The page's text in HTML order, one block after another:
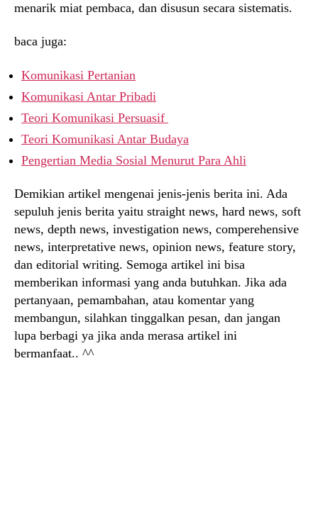
menarik miat pembaca, dan disusun secara sistematis.
baca juga:
Komunikasi Pertanian
Komunikasi Antar Pribadi
Teori Komunikasi Persuasif
Teori Komunikasi Antar Budaya
Pengertian Media Sosial Menurut Para Ahli
Demikian artikel mengenai jenis-jenis berita ini. Ada
sepuluh jenis berita yaitu straight news, hard news, soft
news, depth news, investigation news, comperehensive
news, interpretative news, opinion news, feature story,
dan editorial writing. Semoga artikel ini bisa
memberikan informasi yang anda butuhkan. Jika ada
pertanyaan, pemambahan, atau komentar yang
membangun, silahkan tinggalkan pesan, dan jangan
lupa berbagi ya jika anda merasa artikel ini
bermanfaat.. ^^